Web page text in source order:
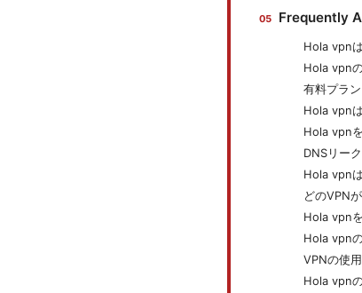
Frequently
Hola vpn
Hola vpn
有料プラ
Hola vpn
Hola vpn
DNSリー
Hola vpn
どのVPN
Hola vpn
Hola vpn
VPNの使
Hola vpn